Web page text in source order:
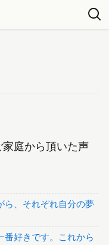
庭から頂いた声
ら、それぞれ自分の夢
番好きです。これから